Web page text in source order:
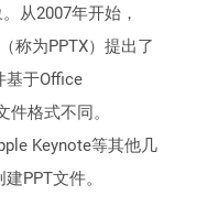
从2007年开始，
称为PPTX）提出了
基于Office
件格式不同。
Keynote等其他几
PPT文件。